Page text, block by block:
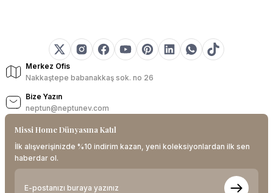
Merkez Ofis
Nakkaştepe babanakkaş sok. no 26
Bize Yazın
neptun@neptunev.com
Missi Home Dünyasına Katıl
İlk alışverişinizde %10 indirim kazan, yeni koleksiyonlardan ilk sen
haberdar ol.